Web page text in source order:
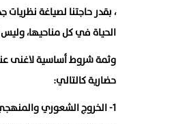
، بقدر حاجتنا لصياغة
الحياة في كل مناحيها،
وثمة شروط أساسية لاغنى
حضارية كالتالي:
١- الخروج الشعوري